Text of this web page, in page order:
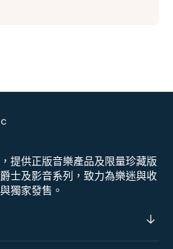
提供正版音樂產品及限量珍藏版
士及影音系列，致力為樂迷與收
獨家發售。